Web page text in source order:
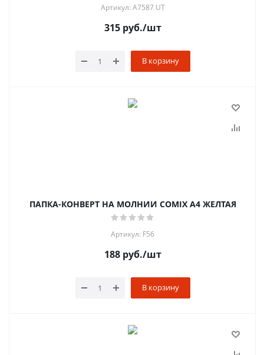
Артикул: A7587 UT
315руб./шт
В корзину
ПАПКА-КОНВЕРТ НА МОЛНИИ COMIX А4 ЖЕЛТАЯ
Артикул: F56
188руб./шт
В корзину